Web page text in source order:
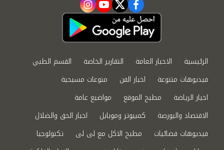
facebook
twitter
youtube
instagram
الرئيسية الاخبار العامة التقارير الخاصة
القسم الطبي
فيديوهات متنوعة
اخبار الفن
منوعات مسيحية
اخبار الرياضة
مطبخ الموقع
مواضيع عامة
الاقتصاد والبورصة
كمبيوتر وموبايل
اخبار الحق والضلال
فيديوهات فضائيات
مطبخ الاكل مع لى لى
تكنولوجيا